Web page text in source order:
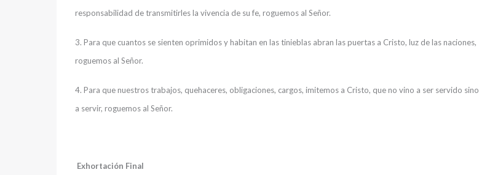
responsabilidad de transmitirles la vivencia de su fe, roguemos al Señor.
3. Para que cuantos se sienten oprimidos y habitan en las tinieblas abran las puertas a Cristo, luz de las naciones,
roguemos al Señor.
4. Para que nuestros trabajos, quehaceres, obligaciones, cargos, imitemos a Cristo, que no vino a ser servido sino
a servir, roguemos al Señor.
Exhortación Final